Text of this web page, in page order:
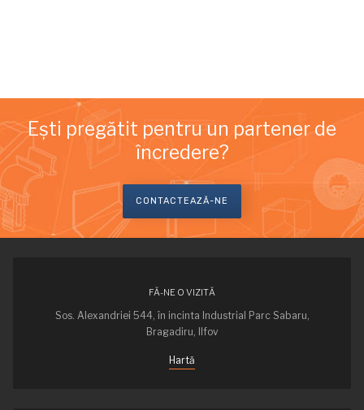
Ești pregătit pentru un partener de
încredere?
CONTACTEAZĂ-NE
FĂ-NE O VIZITĂ
Sos. Alexandriei 544, în incinta Industrial Parc Sabaru,
Bragadiru, Ilfov
Hartă